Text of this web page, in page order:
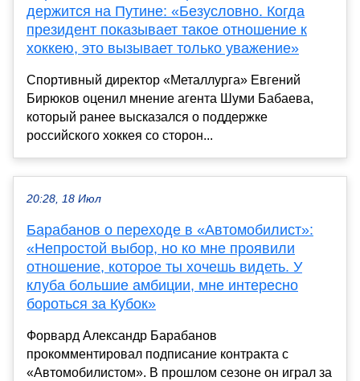
держится на Путине: «Безусловно. Когда
президент показывает такое отношение к
хоккею, это вызывает только уважение»
Спортивный директор «Металлурга» Евгений
Бирюков оценил мнение агента Шуми Бабаева,
который ранее высказался о поддержке
российского хоккея со сторон...
20:28, 18 Июл
Барабанов о переходе в «Автомобилист»:
«Непростой выбор, но ко мне проявили
отношение, которое ты хочешь видеть. У
клуба большие амбиции, мне интересно
бороться за Кубок»
Форвард Александр Барабанов
прокомментировал подписание контракта с
«Автомобилистом». В прошлом сезоне он играл за